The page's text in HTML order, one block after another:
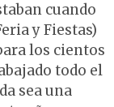
cuando
y Fiestas)
los cientos
todo el
sea una